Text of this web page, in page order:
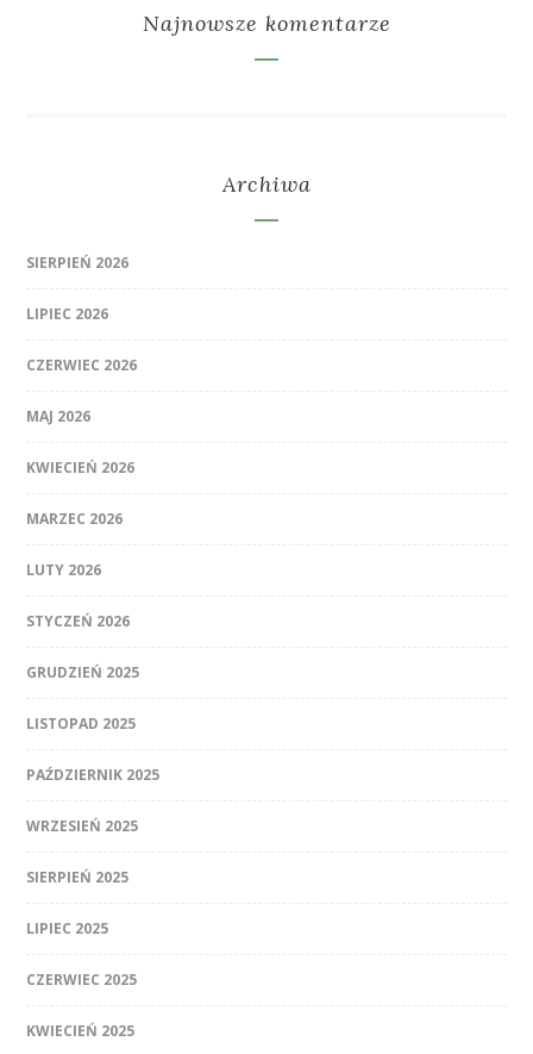
Najnowsze komentarze
Archiwa
SIERPIEŃ 2026
LIPIEC 2026
CZERWIEC 2026
MAJ 2026
KWIECIEŃ 2026
MARZEC 2026
LUTY 2026
STYCZEŃ 2026
GRUDZIEŃ 2025
LISTOPAD 2025
PAŹDZIERNIK 2025
WRZESIEŃ 2025
SIERPIEŃ 2025
LIPIEC 2025
CZERWIEC 2025
KWIECIEŃ 2025